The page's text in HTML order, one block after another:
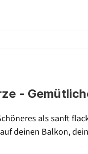
-
als sanft
deinen Balkon,